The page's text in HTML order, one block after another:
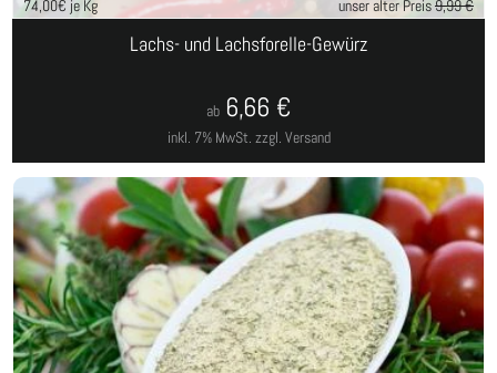
74,00€ je Kg unser alter Preis9,99 €
Lachs- und Lachsforelle-Gewürz
inkl. 7% MwSt. zzgl. Versand
ab 6,66 €